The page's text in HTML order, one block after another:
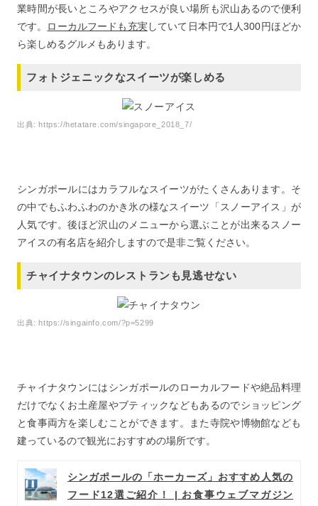
業時間が長いところやアクセスが良い場所も沢山あるので便利
です。 ローカルフードも充実していて日本円で1人300円ほどか
ら楽しめるグルメもあります。
フォトジェニックなスイーツが楽しめる
出典:https://hetatare.com/singapore_2018_7/
シンガポールにはカラフルなスイーツがたくさんあります。そ
の中でもふわふわのかき氷の様なスイーツ「スノーアイス」が
人気です。後ほど沢山のメニューから選ぶことが出来るスノー
アイスの有名店を紹介しますので是非ご覧ください。
チャイナタウンのレストランも見逃せない
出典:https://singainfo.com/?p=5299
チャイナタウンにはシンガポールのローカルフードや絶品料理
だけでなくお土産屋やブティックなどもあるのでショッピング
と食事両方を楽しむことができます。また寺院や博物館なども
建っているので観光におすすめの場所です。
シンガポールの「ホーカーズ」おすすめ人気の
フード12選ご紹介！ | お食事ウェブマガジン